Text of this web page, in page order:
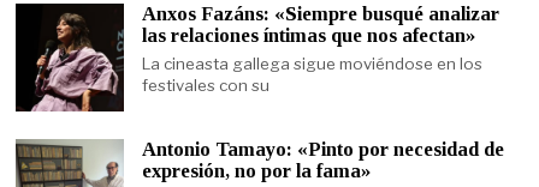
Anxos Fazáns: «Siempre busqué analizar
las relaciones íntimas que nos afectan»
La cineasta gallega sigue moviéndose en los
festivales con su
Antonio Tamayo: «Pinto por necesidad de
expresión, no por la fama»